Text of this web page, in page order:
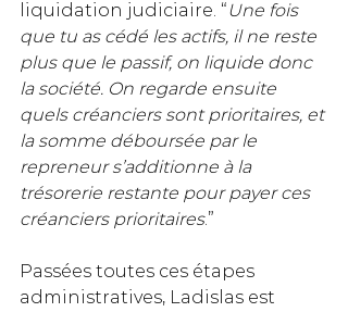
liquidation judiciaire. “Une fois
que tu as cédé les actifs, il ne reste
plus que le passif, on liquide donc
la société. On regarde ensuite
quels créanciers sont prioritaires, et
la somme déboursée par le
repreneur s’additionne à la
trésorerie restante pour payer ces
créanciers prioritaires.”
Passées toutes ces étapes
administratives, Ladislas est